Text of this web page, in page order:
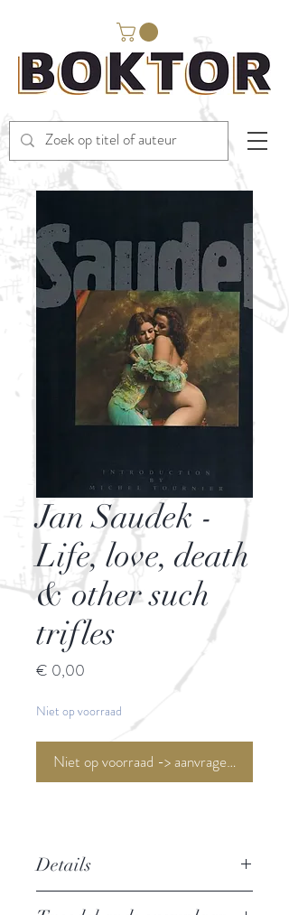
Jan Saudek -
Life, love, death
& other such
trifles
€ 0,00
Niet op voorraad
Niet op voorraad -> aanvragen <-
Details